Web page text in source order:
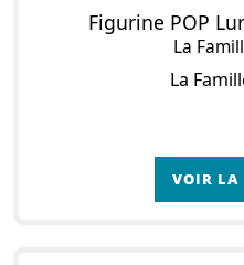
Figurine POP
La
La
VOIR LA